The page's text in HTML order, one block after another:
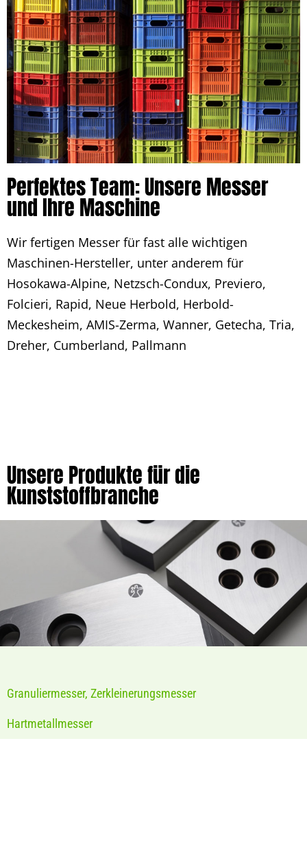
Perfektes Team: Unsere Messer
und Ihre Maschine
Wir fertigen Messer für fast alle wichtigen
Maschinen-Hersteller, unter anderem für
Hosokawa-Alpine, Netzsch-Condux, Previero,
Folcieri, Rapid, Neue Herbold, Herbold-
Meckesheim, AMIS-Zerma, Wanner, Getecha, Tria,
Dreher, Cumberland, Pallmann
Unsere Produkte für die
Kunststoffbranche
Granuliermesser, Zerkleinerungsmesser
Hartmetallmesser